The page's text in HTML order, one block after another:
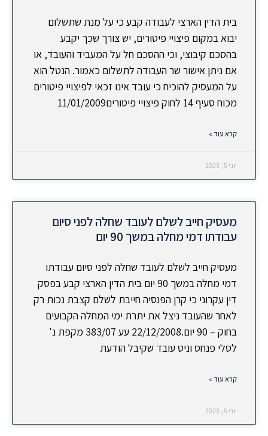
בית הדין הארצי לעבודה קבע כי על מנת שתשלום
יבוא במקום פיצויי פיטורים, יש צורך שכך יקבע
בהסכם קיבוצי, וכי ההסכם חל על המעביד והעובד, או
אם ניתן אישור שר העבודה לתשלום כאמור. הנטל הוא
על המעסיק להוכיח כי עובד אינו זכאי לפיצויי פיטורים
מכוח סעיף 14 לחוק פיצויי פיטורים11/01/2009
קרא עוד »
יוני 5, 2023
מעסיק חייב לשלם לעובד שחלה לפני סיום
עבודתו דמי מחלה במשך 90 יום
מעסיק חייב לשלם לעובד שחלה לפני סיום עבודתו
דמי מחלה במשך 90 יום בית הדין הארצי קבע בפסק
דין עקרוני כי קרן הפנסיה חייבת לשלם קצבת נכות רק
לאחר שהעובד ניצל את יתרת ימי המחלה הקבועים
בחוק – 90 יום.22/12/2008 עע 383/07 מקפת נ'
לסלי פנחס וניט עובד שקיבל הודעת
קרא עוד »
יוני 5, 2023